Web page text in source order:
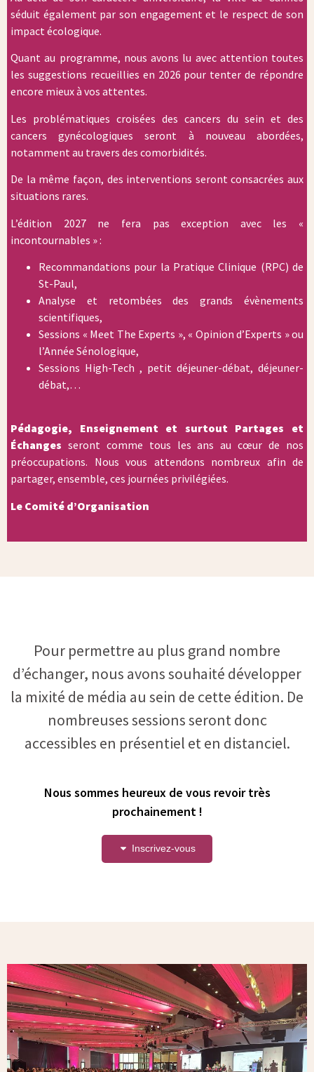
séduit également par son engagement et le respect de son
impact écologique.
Quant au programme, nous avons lu avec attention toutes
les suggestions recueillies en 2026 pour tenter de répondre
encore mieux à vos attentes.
Les problématiques croisées des cancers du sein et des
cancers gynécologiques seront à nouveau abordées,
notamment au travers des comorbidités.
De la même façon, des interventions seront consacrées aux
situations rares.
L’édition 2027 ne fera pas exception avec les «
incontournables » :
Recommandations pour la Pratique Clinique (RPC) de
St-Paul,
Analyse et retombées des grands évènements
scientifiques,
Sessions « Meet The Experts », « Opinion d’Experts » ou
l’Année Sénologique,
Sessions High-Tech , petit déjeuner-débat, déjeuner-
débat,…
Pédagogie, Enseignement et surtout Partages et
Échanges seront comme tous les ans au cœur de nos
préoccupations. Nous vous attendons nombreux afin de
partager, ensemble, ces journées privilégiées.
Le Comité d’Organisation
Pour permettre au plus grand nombre
d’échanger, nous avons souhaité développer
la mixité de média au sein de cette édition. De
nombreuses sessions seront donc
accessibles en présentiel et en distanciel.
Nous sommes heureux de vous revoir très
prochainement !
Inscrivez-vous